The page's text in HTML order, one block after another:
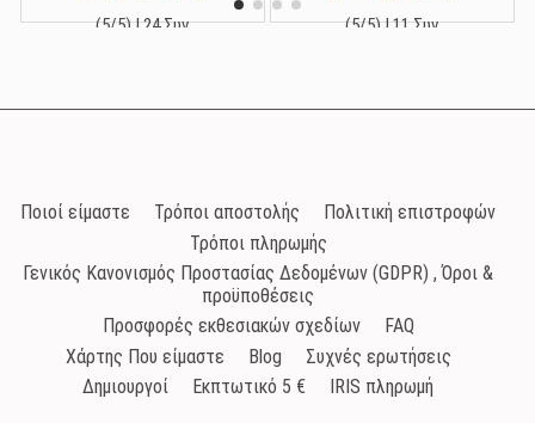
(5/5) | 24 Συν. (5/5) | 11 Συν.
Ποιοί είμαστε Τρόποι αποστολής
Πολιτική επιστροφών
Τρόποι πληρωμής
Γενικός Κανονισμός Προστασίας Δεδομένων (GDPR) , Όροι &
προϋποθέσεις
Προσφορές εκθεσιακών σχεδίων
FAQ
Χάρτης Που είμαστε
Blog
Συχνές ερωτήσεις
Δημιουργοί
Εκπτωτικό 5 € IRIS πληρωμή